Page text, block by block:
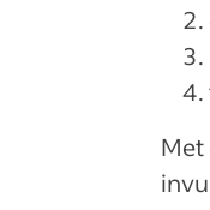
Met